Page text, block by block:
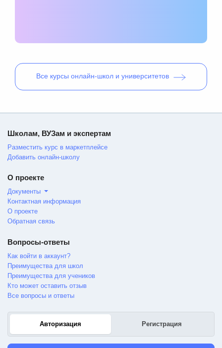
Все курсы онлайн-школ и университетов
Школам, ВУЗам и экспертам
Разместить курс в маркетплейсе
Добавить онлайн-школу
О проекте
Документы
Контактная информация
О проекте
Обратная связь
Вопросы-ответы
Как войти в аккаунт?
Преимущества для школ
Преимущества для учеников
Кто может оставить отзыв
Все вопросы и ответы
Авторизация Регистрация